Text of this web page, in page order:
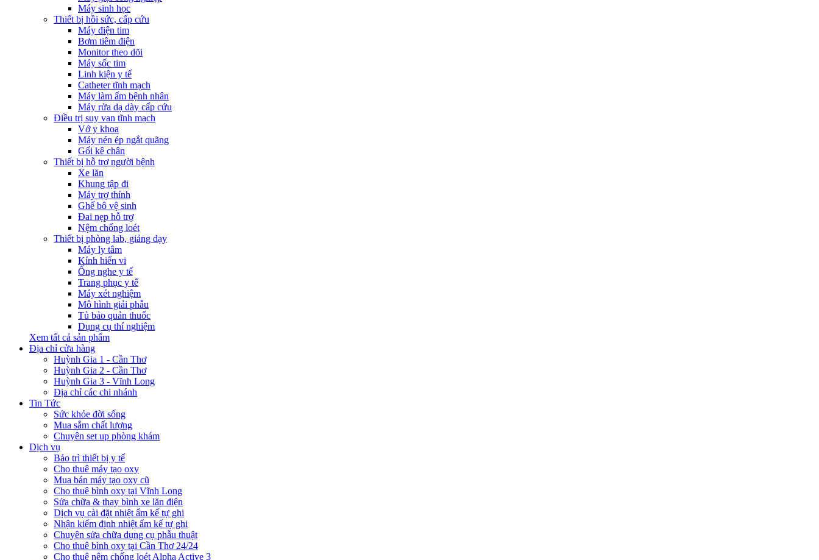
Máy sinh học
Thiết bị hồi sức, cấp cứu
Máy điện tim
Bơm tiêm điện
Monitor theo dõi
Máy sốc tim
Linh kiện y tế
Catheter tĩnh mạch
Máy làm ấm bệnh nhân
Máy rửa dạ dày cấp cứu
Điều trị suy van tĩnh mạch
Vớ y khoa
Máy nén ép ngắt quãng
Gối kê chân
Thiết bị hỗ trợ người bệnh
Xe lăn
Khung tập đi
Máy trợ thính
Ghế bô vệ sinh
Đai nẹp hỗ trợ
Nệm chống loét
Thiết bị phòng lab, giảng dạy
Máy ly tâm
Kính hiển vi
Ống nghe y tế
Trang phục y tế
Máy xét nghiệm
Mô hình giải phẫu
Tủ bảo quản thuốc
Dụng cụ thí nghiệm
Xem tất cả sản phẩm
Địa chỉ cửa hàng
Huỳnh Gia 1 - Cần Thơ
Huỳnh Gia 2 - Cần Thơ
Huỳnh Gia 3 - Vĩnh Long
Địa chỉ các chi nhánh
Tin Tức
Sức khỏe đời sống
Mua sắm chất lượng
Chuyên set up phòng khám
Dịch vụ
Bảo trì thiết bị y tế
Cho thuê máy tạo oxy
Mua bán máy tạo oxy cũ
Cho thuê bình oxy tại Vĩnh Long
Sửa chữa & thay bình xe lăn điện
Dịch vụ cài đặt nhiệt ẩm kế tự ghi
Nhận kiểm định nhiệt ẩm kế tự ghi
Chuyên sửa chữa dụng cụ phẫu thuật
Cho thuê bình oxy tại Cần Thơ 24/24
Cho thuê nệm chống loét Alpha Active 3